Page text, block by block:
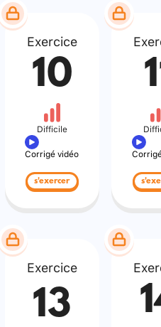
Exercice
10
Difficile
Corrigé vidéo
s'exercer
Exercice
13